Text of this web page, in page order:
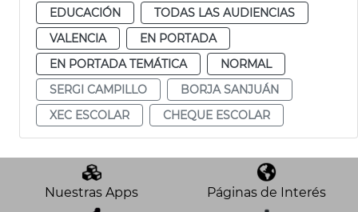
EDUCACIÓN
TODAS LAS AUDIENCIAS
VALENCIA
EN PORTADA
EN PORTADA TEMÁTICA
NORMAL
SERGI CAMPILLO
BORJA SANJUÁN
XEC ESCOLAR
CHEQUE ESCOLAR
Nuestras Apps Páginas de Interés